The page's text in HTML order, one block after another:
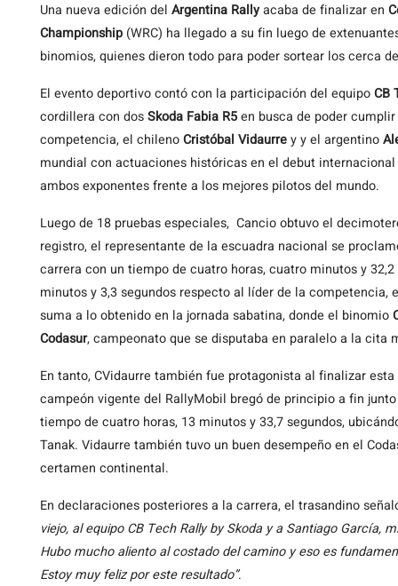
Una nueva edición del Argentina Rallyacaba de finalizar en
Championship (WRC) ha llegado a su fin luego de
binomios, quienes dieron todo para poder sortear los cerca
El evento deportivo contó con la participación del equipoCB
cordillera con dosSkoda Fabia R5en busca de poder
competencia, el chilenoCristóbal Vidaurrey y el argentino
mundial con actuaciones históricas en el debut
ambos exponentes frente a los mejores pilotos del mundo.
Luego de 18 pruebas especiales, Cancio obtuvo el
registro, el representante de la escuadra nacional se
carrera con un tiempo de cuatro horas, cuatro minutos y
minutos y 3,3 segundos respecto al líder de la competencia,
suma a lo obtenido en la jornada sabatina, donde el binomio
Codasur, campeonato que se disputaba en paralelo a la cita
En tanto, CVidaurre también fue protagonista al finalizar
campeón vigente del RallyMobil bregó de principio a fin
tiempo de cuatro horas, 13 minutos y 33,7 segundos,
Tanak. Vidaurre también tuvo un buen desempeño en el
certamen continental.
En declaraciones posteriores a la carrera, el trasandino
viejo, al equipo CB Tech Rally by Skoda y a Santiago
Hubo mucho aliento al costado del camino y eso es
Estoy muy feliz por este resultado”.